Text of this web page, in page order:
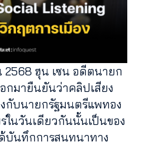
2568 ฮุน เซน อดีตนายก
กมายืนยันว่าคลิปเสียง
กับนายกรัฐมนตรีแพทอง
ในวันเดียวกันนั้นเป็นของ
บันทึกการสนทนาทาง